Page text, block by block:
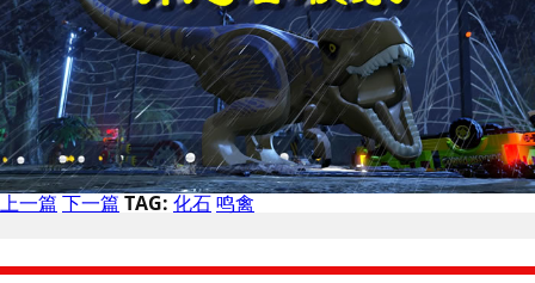
上一篇下一篇TAG:化石鸣禽